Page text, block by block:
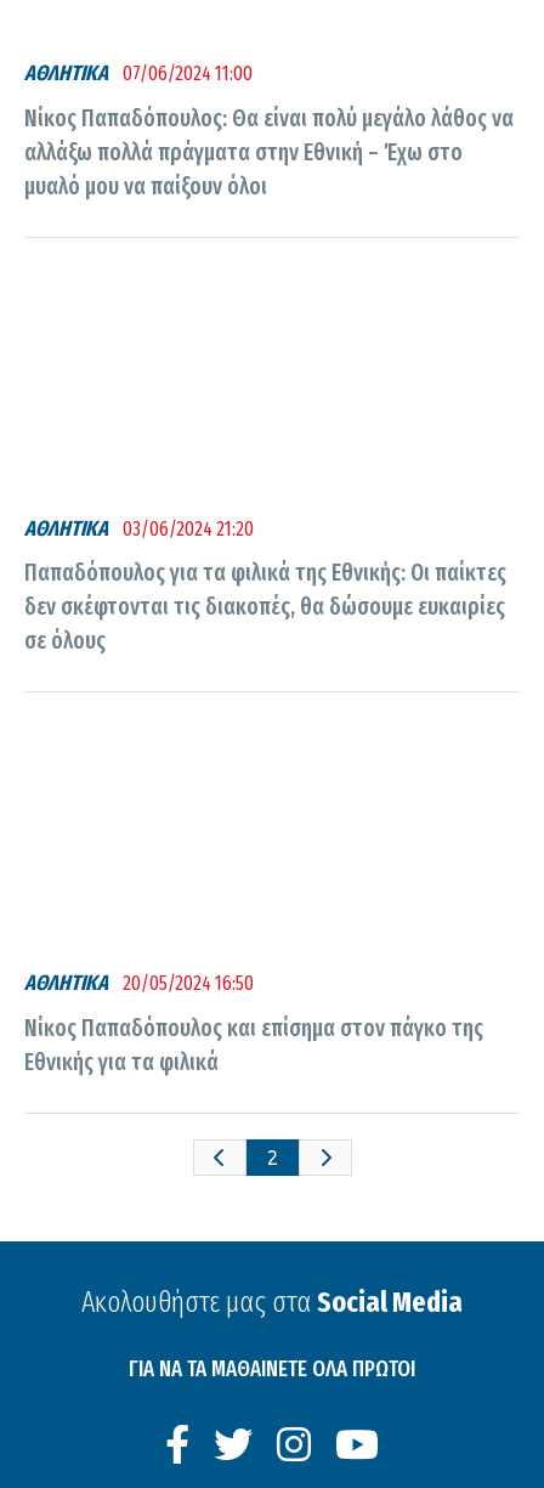
ΑΘΛΗΤΙΚΑ 07/06/2024 11:00
Νίκος Παπαδόπουλος: Θα είναι πολύ μεγάλο λάθος να
αλλάξω πολλά πράγματα στην Εθνική – Έχω στο
μυαλό μου να παίξουν όλοι
ΑΘΛΗΤΙΚΑ 03/06/2024 21:20
Παπαδόπουλος για τα φιλικά της Εθνικής: Οι παίκτες
δεν σκέφτονται τις διακοπές, θα δώσουμε ευκαιρίες
σε όλους
ΑΘΛΗΤΙΚΑ 20/05/2024 16:50
Νίκος Παπαδόπουλος και επίσημα στον πάγκο της
Εθνικής για τα φιλικά
2
Ακολουθήστε μας στα Social Media
ΓΙΑ ΝΑ ΤΑ ΜΑΘΑΙΝΕΤΕ ΟΛΑ ΠΡΩΤΟΙ